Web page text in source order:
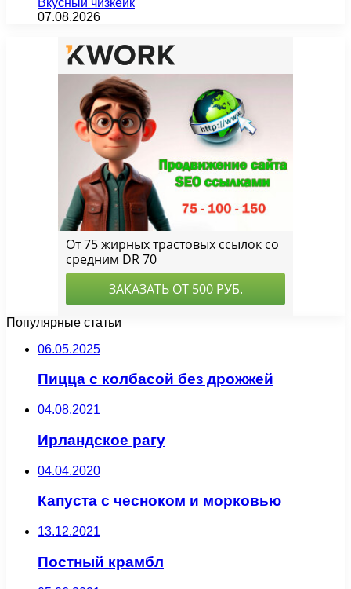
07.08.2026
Популярные статьи
06.05.2025
Пицца с колбасой без дрожжей
04.08.2021
Ирландское рагу
04.04.2020
Капуста с чесноком и морковью
13.12.2021
Постный крамбл